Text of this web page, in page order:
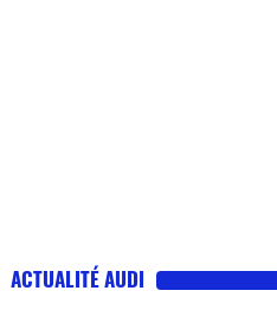
ACTUALITÉ AUDI